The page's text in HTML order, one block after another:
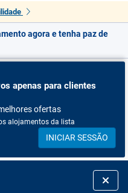
agora e tenha paz de
apenas para clientes
ofertas
alojamentos da lista
INICIAR SESSÃO